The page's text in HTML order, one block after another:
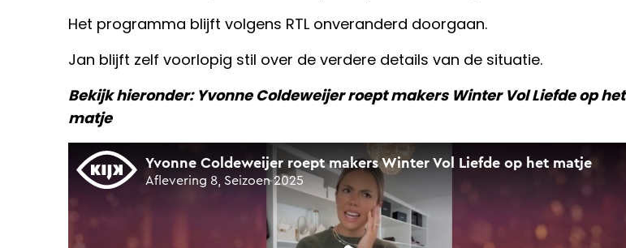
Het programma blijft volgens RTL onveranderd doorgaan.
Jan blijft zelf voorlopig stil over de verdere details van de situatie.
Bekijk hieronder: Yvonne Coldeweijer roept makers Winter Vol Liefde op het
matje